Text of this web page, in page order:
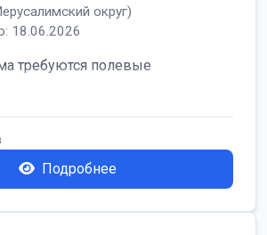
округ)
18.06.2026
требуются полевые
Подробнее